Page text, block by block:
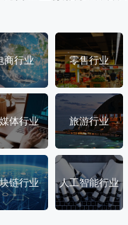
商行业 零售行业
体行业 旅游行业
链行业 人工智能行业